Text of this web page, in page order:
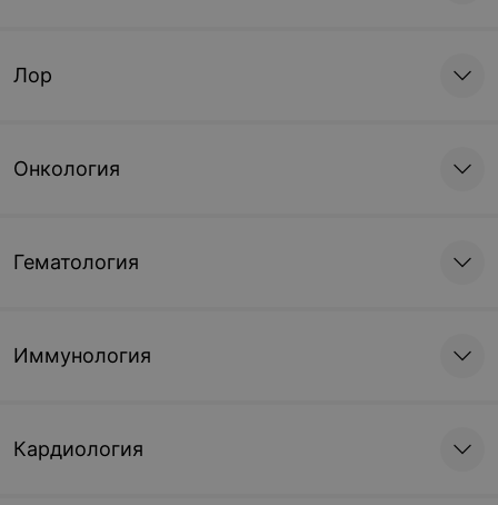
Лор
Онкология
Гематология
Иммунология
Кардиология